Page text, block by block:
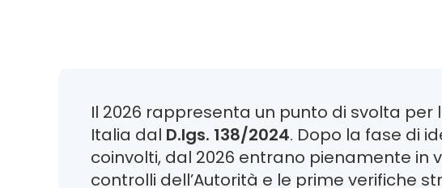
Il 2026 rappresenta un punto di svolta per
Italia dal D.lgs. 138/2024. Dopo la fase di
coinvolti, dal 2026 entrano pienamente in
controlli dell’Autorità e le prime verifiche